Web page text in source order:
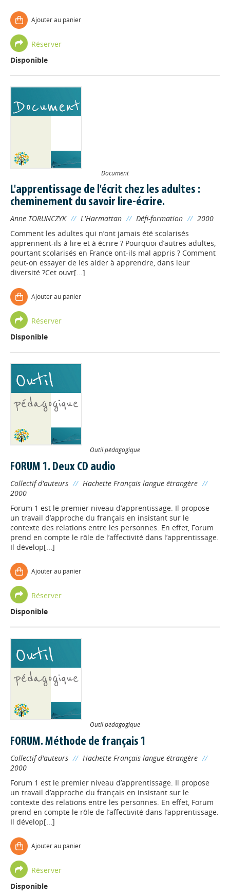
Ajouter au panier
Réserver
Disponible
Document
L'apprentissage de l'écrit chez les adultes :
cheminement du savoir lire-écrire.
Anne TORUNCZYK // L'Harmattan // Défi-formation // 2000
Comment les adultes qui n’ont jamais été scolarisés
apprennent-ils à lire et à écrire ? Pourquoi d’autres adultes,
pourtant scolarisés en France ont-ils mal appris ? Comment
peut-on essayer de les aider à apprendre, dans leur
diversité ?Cet ouvr[...]
Ajouter au panier
Réserver
Disponible
Outil pédagogique
FORUM 1. Deux CD audio
Collectif d'auteurs // Hachette Français langue étrangère //
2000
Forum 1 est le premier niveau d’apprentissage. Il propose
un travail d’approche du français en insistant sur le
contexte des relations entre les personnes. En effet, Forum
prend en compte le rôle de l’affectivité dans l’apprentissage.
Il dévelop[...]
Ajouter au panier
Réserver
Disponible
Outil pédagogique
FORUM. Méthode de français 1
Collectif d'auteurs // Hachette Français langue étrangère //
2000
Forum 1 est le premier niveau d’apprentissage. Il propose
un travail d’approche du français en insistant sur le
contexte des relations entre les personnes. En effet, Forum
prend en compte le rôle de l’affectivité dans l’apprentissage.
Il dévelop[...]
Ajouter au panier
Réserver
Disponible